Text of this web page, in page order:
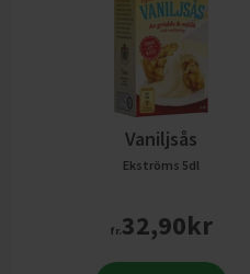
Vaniljsås
Ekströms 5dl
fr.32,90kr